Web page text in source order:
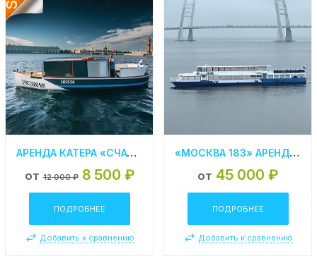
АРЕНДА КАТЕРА «СЧАСТЛИВЧИК» В САНКТ-ПЕТЕРБУРГЕ
от 12 000 ₽ 8 500 ₽
ПОДРОБНЕЕ
Добавить к сравнению
«МОСКВА 183» АРЕНДА ТЕПЛОХОДА В СПБ
от 45 000 ₽
ПОДРОБНЕЕ
Добавить к сравнению